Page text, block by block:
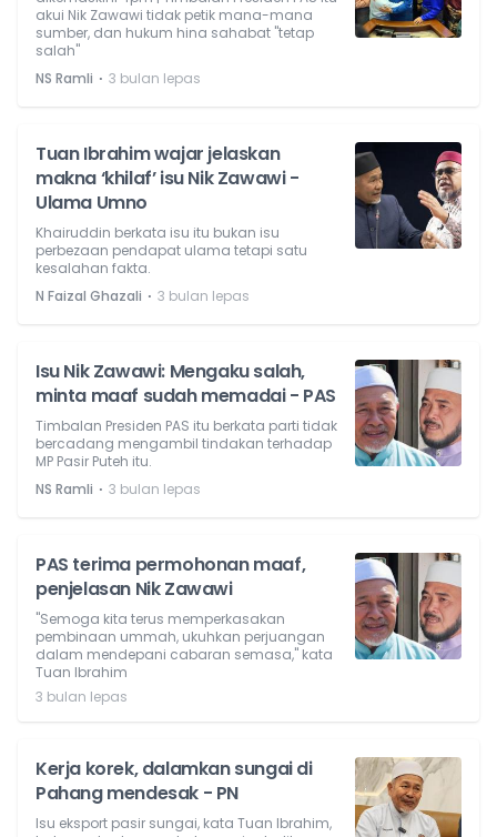
akui Nik Zawawi tidak petik mana-mana
sumber, dan hukum hina sahabat "tetap
salah"
NS Ramli ⋅ 3 bulan lepas
Tuan Ibrahim wajar jelaskan
makna ‘khilaf’ isu Nik Zawawi -
Ulama Umno
Khairuddin berkata isu itu bukan isu
perbezaan pendapat ulama tetapi satu
kesalahan fakta.
N Faizal Ghazali ⋅ 3 bulan lepas
Isu Nik Zawawi: Mengaku salah,
minta maaf sudah memadai - PAS
Timbalan Presiden PAS itu berkata parti tidak
bercadang mengambil tindakan terhadap
MP Pasir Puteh itu.
NS Ramli ⋅ 3 bulan lepas
PAS terima permohonan maaf,
penjelasan Nik Zawawi
"Semoga kita terus memperkasakan
pembinaan ummah, ukuhkan perjuangan
dalam mendepani cabaran semasa," kata
Tuan Ibrahim
3 bulan lepas
Kerja korek, dalamkan sungai di
Pahang mendesak - PN
Isu eksport pasir sungai, kata Tuan Ibrahim,